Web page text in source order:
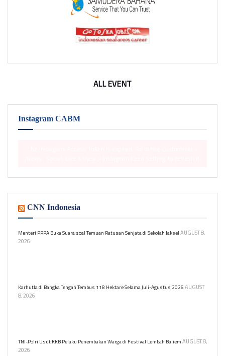
ALL EVENT
Instagram CABM
CNN Indonesia
Menteri PPPA Buka Suara soal Temuan Ratusan Senjata di Sekolah JakselAUGUST 8,
2026
Karhutla di Bangka Tengah Tembus 118 Hektare Selama Juli-Agustus 2026AUGUST
8, 2026
TNI-Polri Usut KKB Pelaku Penembakan Warga di Festival Lembah BaliemAUGUST 8,
2026